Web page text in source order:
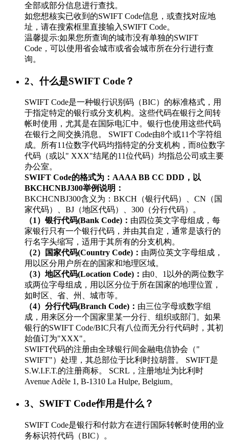
全部或部分信息进行查找。
如您想核实已收到的SWIFT Code信息，或查找对应地
址，请在搜索框里直接输入SWIFT Code。
温馨提示:如果您所查询的城市没有单独的SWIFT
Code，可以使用省会城市或省会城市所在分行进行查
询。
2、什么是SWIFT Code？
SWIFT Code是一种银行识别码（BIC）的标准格式，用
于指定特定的银行或分支机构。这些代码在银行之间转
帐时使用，尤其是在国际电汇中。银行也使用这些代码
在银行之间交换消息。 SWIFT Code由8个或11个字符组
成。所有11位数字代码均指特定的分支机构，而8位数字
代码（或以" XXX"结尾的11位代码）均指总公司或主要
办公室。
SWIFT Code的格式为：AAAA BB CC DDD，以
BKCHCNBJ300举例说明：
BKCHCNBJ300含义为：BKCH（银行代码）、CN（国
家代码）、BJ（地区代码）、300（分行代码）。
（1）银行代码(Bank Code)： 由四位英文字母组成，每
家银行只有一个银行代码，并由其自定，通常是该行的
行名字头缩写，适用于其所有的分支机构。
（2）国家代码(Country Code)： 由两位英文字母组成，
用以区分用户所在的国家和地理区域。
（3）地区代码(Location Code)： 由0、1以外的两位数字
或两位字母组成，用以区分位于所在国家的地理位置，
如时区、省、州、城市等。
（4）分行代码(Branch Code)： 由三位字母或数字组
成，用来区分一个国家里某一分行、组织或部门。如果
银行的SWIFT Code/BIC只有八位而无分行代码时，其初
始值订为"XXX"。
SWIFT代码的注册由全球银行间金融电信协会（"
SWIFT"）处理，其总部位于比利时拉胡普。 SWIFT是
S.W.I.F.T.的注册商标。 SCRL，注册地址为比利时
Avenue Adèle 1, B-1310 La Hulpe, Belgium。
3、SWIFT Code作用是什么？
SWIFT Code是银行和付款方在进行国际转帐时使用的业
务标识符代码（BIC）。